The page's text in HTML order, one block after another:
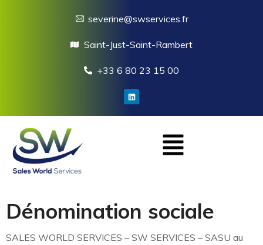
severine@swservices.fr
Saint-Just-Saint-Rambert
+33 6 80 23 15 00
Dénomination sociale
SALES WORLD SERVICES – SW SERVICES – SASU au